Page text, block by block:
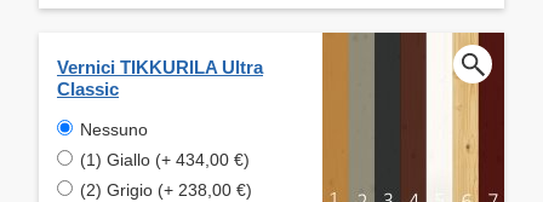
Vernici TIKKURILA Ultra
Classic
Nessuno
(1) Giallo (+ 434,00 €)
(2) Grigio (+ 238,00 €)